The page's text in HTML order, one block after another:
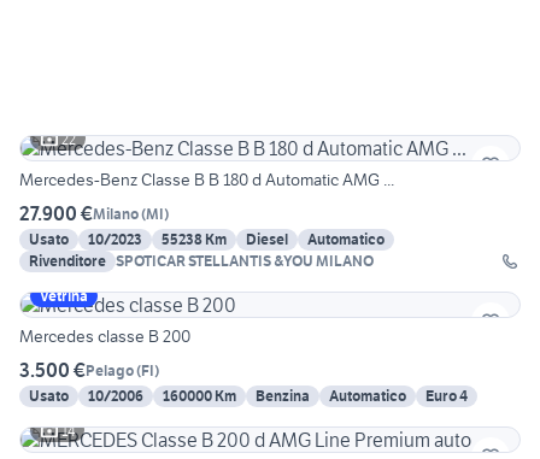
22
Mercedes-Benz Classe B B 180 d Automatic AMG ...
27.900 €Milano(MI)
Usato
10/2023 55238 Km Diesel
Automatico
Rivenditore SPOTICAR STELLANTIS &YOU MILANO
Vetrina
Mercedes classe B 200
3.500 €Pelago(FI)
Usato
10/2006 160000 Km Benzina Automatico
Euro 4
14